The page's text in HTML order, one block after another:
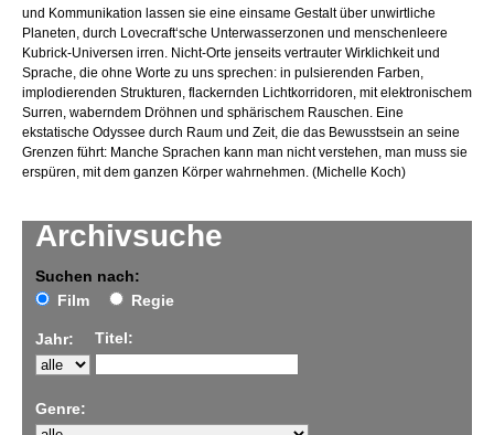
Archivsuche
Suchen nach:
Film
Regie
Jahr: Titel:
Genre:
und Kommunikation lassen sie eine einsame Gestalt über unwirtliche
Planeten, durch Lovecraft‘sche Unterwasserzonen und menschenleere
Kubrick-Universen irren. Nicht-Orte jenseits vertrauter Wirklichkeit und
Sprache, die ohne Worte zu uns sprechen: in pulsierenden Farben,
implodierenden Strukturen, flackernden Lichtkorridoren, mit elektronischem
Surren, waberndem Dröhnen und sphärischem Rauschen. Eine
ekstatische Odyssee durch Raum und Zeit, die das Bewusstsein an seine
Grenzen führt: Manche Sprachen kann man nicht verstehen, man muss sie
erspüren, mit dem ganzen Körper wahrnehmen. (Michelle Koch)